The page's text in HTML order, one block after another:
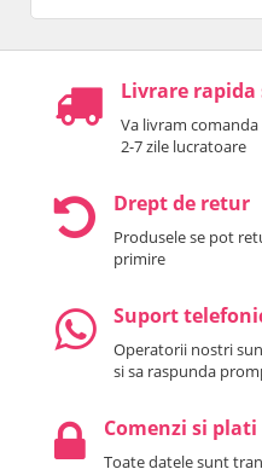
Livrare rapida
Va livram
2-7 zile lucratoare
Drept de retur
Produsele se pot
primire
Suport
Operatorii nostri
si sa raspunda
Comenzi si plati
Toate datele sunt